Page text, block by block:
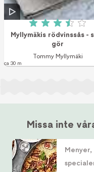
Betyg: 3.5
Myllymäkis rödvinssås -
gör
Tommy Myllymäki
ca 30 m
Missa inte